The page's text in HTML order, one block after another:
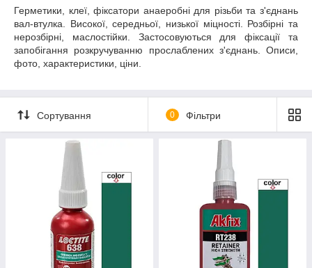
Герметики, клеї, фіксатори анаеробні для різьби та з'єднань
вал-втулка. Високої, середньої, низької міцності. Розбірні та
нерозбірні, маслостійки. Застосовуються для фіксації та
запобігання розкручуванню прослаблених з'єднань. Описи,
фото, характеристики, ціни.
Сортування 0 Фільтри